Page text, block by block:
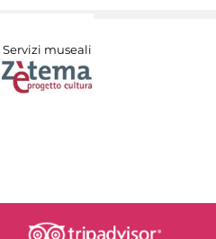
Servizi museali